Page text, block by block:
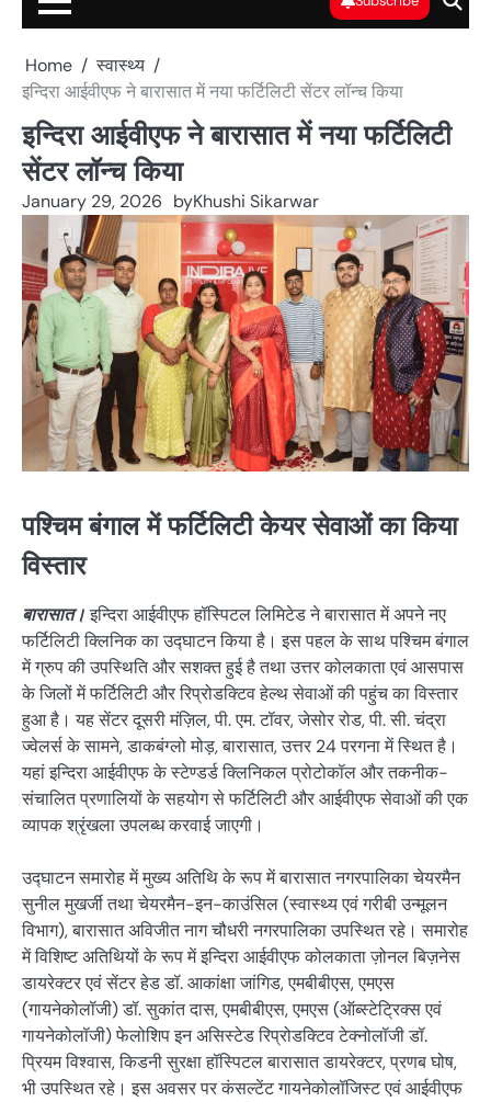
Home
स्वास्थ्य
इन्दिरा आईवीएफ ने बारासात में नया फर्टिलिटी सेंटर लॉन्च किया
इन्दिरा आईवीएफ ने बारासात में नया फर्टिलिटी
सेंटर लॉन्च किया
January 29, 2026 byKhushi Sikarwar
पश्चिम बंगाल में फर्टिलिटी केयर सेवाओं का किया
विस्तार
बारासात। इन्दिरा आईवीएफ हॉस्पिटल लिमिटेड ने बारासात में अपने नए
फर्टिलिटी क्लिनिक का उद्घाटन किया है। इस पहल के साथ पश्चिम बंगाल
में ग्रुप की उपस्थिति और सशक्त हुई है तथा उत्तर कोलकाता एवं आसपास
के जिलों में फर्टिलिटी और रिप्रोडक्टिव हेल्थ सेवाओं की पहुंच का विस्तार
हुआ है। यह सेंटर दूसरी मंज़िल, पी. एम. टॉवर, जेसोर रोड, पी. सी. चंद्रा
ज्वेलर्स के सामने, डाकबंग्लो मोड़, बारासात, उत्तर 24 परगना में स्थित है।
यहां इन्दिरा आईवीएफ के स्टेण्डर्ड क्लिनिकल प्रोटोकॉल और तकनीक-
संचालित प्रणालियों के सहयोग से फर्टिलिटी और आईवीएफ सेवाओं की एक
व्यापक श्रृंखला उपलब्ध करवाई जाएगी।
उद्घाटन समारोह में मुख्य अतिथि के रूप में बारासात नगरपालिका चेयरमैन
सुनील मुखर्जी तथा चेयरमैन-इन-काउंसिल (स्वास्थ्य एवं गरीबी उन्मूलन
विभाग), बारासात अविजीत नाग चौधरी नगरपालिका उपस्थित रहे। समारोह
में विशिष्ट अतिथियों के रूप में इन्दिरा आईवीएफ कोलकाता ज़ोनल बिज़नेस
डायरेक्टर एवं सेंटर हेड डॉ. आकांक्षा जांगिड, एमबीबीएस, एमएस
(गायनेकोलॉजी) डॉ. सुकांत दास, एमबीबीएस, एमएस (ऑब्स्टेट्रिक्स एवं
गायनेकोलॉजी) फेलोशिप इन असिस्टेड रिप्रोडक्टिव टेक्नोलॉजी डॉ.
प्रियम विश्वास, किडनी सुरक्षा हॉस्पिटल बारासात डायरेक्टर, प्रणब घोष,
भी उपस्थित रहे। इस अवसर पर कंसल्टेंट गायनेकोलॉजिस्ट एवं आईवीएफ